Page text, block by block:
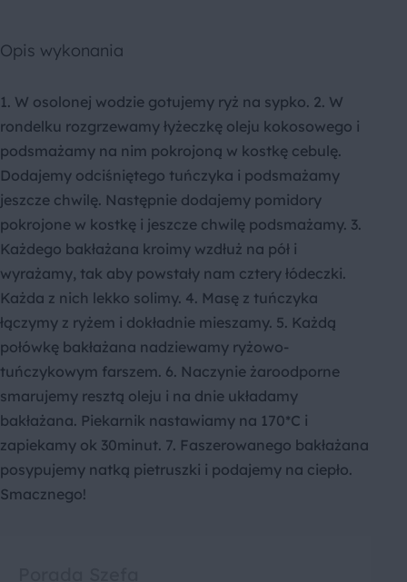
Opis wykonania
1. W osolonej wodzie gotujemy ryż na sypko. 2. W
rondelku rozgrzewamy łyżeczkę oleju kokosowego i
podsmażamy na nim pokrojoną w kostkę cebulę.
Dodajemy odciśniętego tuńczyka i podsmażamy
jeszcze chwilę. Następnie dodajemy pomidory
pokrojone w kostkę i jeszcze chwilę podsmażamy. 3.
Każdego bakłażana kroimy wzdłuż na pół i
wyrażamy, tak aby powstały nam cztery łódeczki.
Każda z nich lekko solimy. 4. Masę z tuńczyka
łączymy z ryżem i dokładnie mieszamy. 5. Każdą
połówkę bakłażana nadziewamy ryżowo-
tuńczykowym farszem. 6. Naczynie żaroodporne
smarujemy resztą oleju i na dnie układamy
bakłażana. Piekarnik nastawiamy na 170*C i
zapiekamy ok 30minut. 7. Faszerowanego bakłażana
posypujemy natką pietruszki i podajemy na ciepło.
Smacznego!